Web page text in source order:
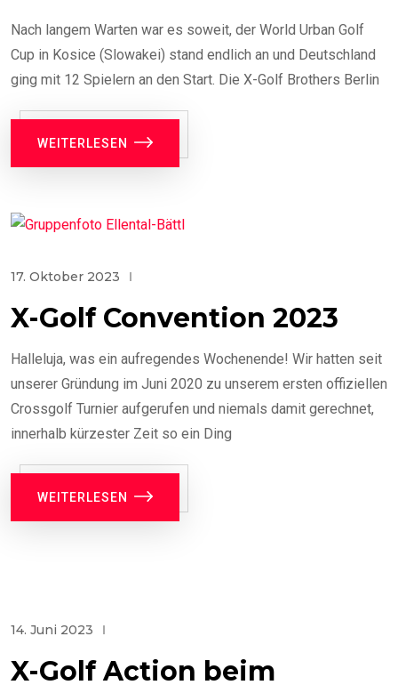
Nach langem Warten war es soweit, der World Urban Golf
Cup in Kosice (Slowakei) stand endlich an und Deutschland
ging mit 12 Spielern an den Start. Die X-Golf Brothers Berlin
WEITERLESEN
17. Oktober 2023
X-Golf Convention 2023
Halleluja, was ein aufregendes Wochenende! Wir hatten seit
unserer Gründung im Juni 2020 zu unserem ersten offiziellen
Crossgolf Turnier aufgerufen und niemals damit gerechnet,
innerhalb kürzester Zeit so ein Ding
WEITERLESEN
14. Juni 2023
X-Golf Action beim